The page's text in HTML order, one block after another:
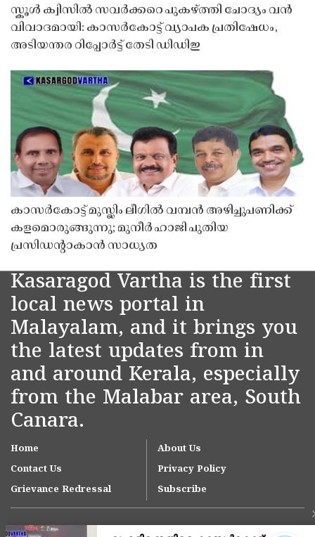
സ്കൂൾ ക്വിസിൽ സവർക്കറെ പുകഴ്ത്തി ചോദ്യം വൻ
വിവാദമായി: കാസർകോട്ട് വ്യാപക പ്രതിഷേധം,
അടിയന്തര റിപ്പോർട്ട് തേടി ഡിഡിഇ
കാസർകോട്ട് മുസ്ലിം ലീഗിൽ വമ്പൻ അഴിച്ചുപണിക്ക്
കളമൊരുങ്ങുന്നു; മുനീർ ഹാജി പുതിയ
പ്രസിഡൻ്റാകാൻ സാധ്യത
Kasaragod Vartha is the first
local news portal in
Malayalam, and it brings you
the latest updates from in
and around Kerala, especially
from the Malabar area, South
Canara.
Home
About Us
Contact Us
Privacy Policy
Grievance Redressal
Subscribe